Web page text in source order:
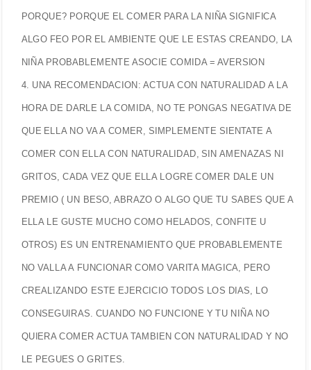
PORQUE? PORQUE EL COMER PARA LA NIÑA SIGNIFICA
ALGO FEO POR EL AMBIENTE QUE LE ESTAS CREANDO, LA
NIÑA PROBABLEMENTE ASOCIE COMIDA = AVERSION
4. UNA RECOMENDACION: ACTUA CON NATURALIDAD A LA
HORA DE DARLE LA COMIDA, NO TE PONGAS NEGATIVA DE
QUE ELLA NO VA A COMER, SIMPLEMENTE SIENTATE A
COMER CON ELLA CON NATURALIDAD, SIN AMENAZAS NI
GRITOS, CADA VEZ QUE ELLA LOGRE COMER DALE UN
PREMIO ( UN BESO, ABRAZO O ALGO QUE TU SABES QUE A
ELLA LE GUSTE MUCHO COMO HELADOS, CONFITE U
OTROS) ES UN ENTRENAMIENTO QUE PROBABLEMENTE
NO VALLA A FUNCIONAR COMO VARITA MAGICA, PERO
CREALIZANDO ESTE EJERCICIO TODOS LOS DIAS, LO
CONSEGUIRAS. CUANDO NO FUNCIONE Y TU NIÑA NO
QUIERA COMER ACTUA TAMBIEN CON NATURALIDAD Y NO
LE PEGUES O GRITES.